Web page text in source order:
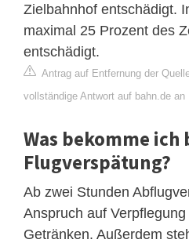
Zielbahnhof entschädigt.
maximal 25 Prozent des
entschädigt.
Antrag auf Entfernung der
vollständige Antwort auf bahn.de an
Was bekomme ich
Flugverspätung?
Ab zwei Stunden
Anspruch auf
Getränken. Außerdem